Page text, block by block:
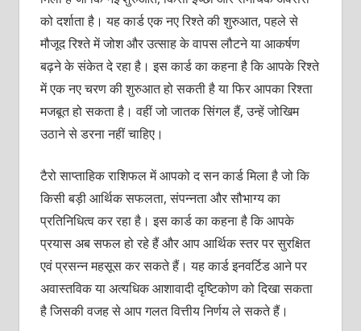
को दर्शाता है। यह कार्ड एक नए रिश्‍ते की शुरुआत, पहले से
मौजूद रिश्‍ते में जोश और उत्‍साह के वापस लौटने या आकर्षण
बढ़ने के संकेत दे रहा है। इस कार्ड का कहना है कि आपके रिश्‍ते
में एक नए चरण की शुरुआत हो सकती है या फिर आपका रिश्‍ता
मजबूत हो सकता है। वहीं जो जातक सिंगल हैं, उन्‍हें जोखिम
उठाने से डरना नहीं चाहिए।
टैरो साप्‍ताहिक राशिफल में आपको द सन कार्ड मिला है जो कि
किसी बड़ी आर्थिक सफलता, संपन्‍नता और सौभाग्‍य का
प्रतिनिधित्‍व कर रहा है। इस कार्ड का कहना है कि आपके
प्रयास अब सफल हो रहे हैं और आप आर्थिक स्‍तर पर सुरक्षित
एवं प्रसन्‍न महसूस कर सकते हैं। यह कार्ड इनवर्टिड आने पर
अवास्‍तविक या अत्‍यधिक आशावादी दृष्टिकोण को दिखा सकता
है जिसकी वजह से आप गलत वित्तीय निर्णय ले सकते हैं।